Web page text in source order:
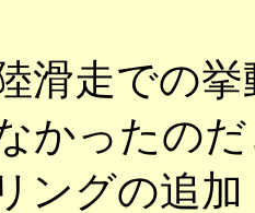
滑走での
かったの
ングの追加